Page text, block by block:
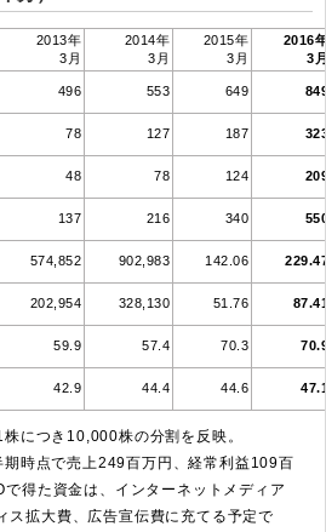
2013年
3月
2014年
3月
2015年
3月
2016
3
496 553 649
78 127 187
48 78 124
137 216 340
574,852 902,983 142.06
202,954 328,130 51.76
59.9 57.4 70.3
42.9 44.4 44.6
につき10,000株の分割を反映。
期時点で売上249百万円、経常利益109百
得た資金は、インターネットメディア
ス拡大費、広告宣伝費に充てる予定で